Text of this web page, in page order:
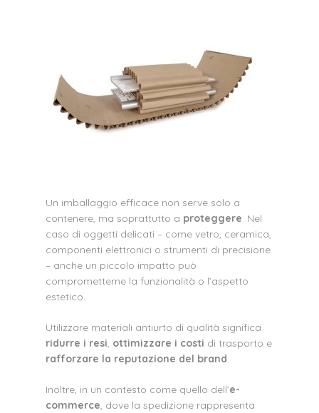
Un imballaggio efficace non serve solo a
contenere, ma soprattutto a proteggere. Nel
caso di oggetti delicati – come vetro, ceramica,
componenti elettronici o strumenti di precisione
– anche un piccolo impatto può
comprometterne la funzionalità o l’aspetto
estetico.
Utilizzare materiali antiurto di qualità significa
ridurre i resi, ottimizzare i costi di trasporto e
rafforzare la reputazione del brand.
Inoltre, in un contesto come quello dell’e-
commerce, dove la spedizione rappresenta